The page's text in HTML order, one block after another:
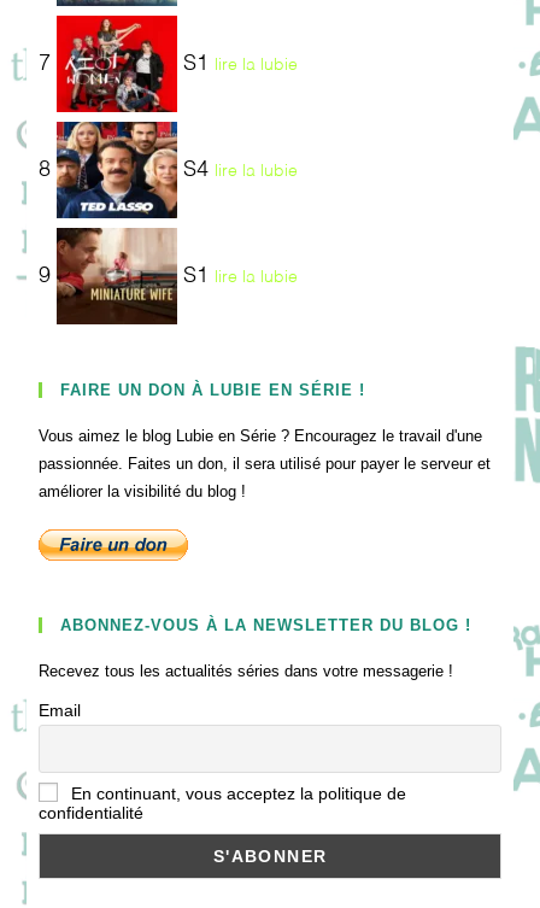
7 S1 lire la lubie
8 S4 lire la lubie
9 S1 lire la lubie
FAIRE UN DON À LUBIE EN SÉRIE !
Vous aimez le blog Lubie en Série ? Encouragez le travail d'une
passionnée. Faites un don, il sera utilisé pour payer le serveur et
améliorer la visibilité du blog !
ABONNEZ-VOUS À LA NEWSLETTER DU BLOG !
Recevez tous les actualités séries dans votre messagerie !
Email
En continuant, vous acceptez la politique de
confidentialité